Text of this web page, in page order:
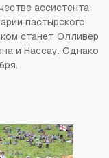
ассистента
пастырского
станет Олливер
и Нассау. Однако